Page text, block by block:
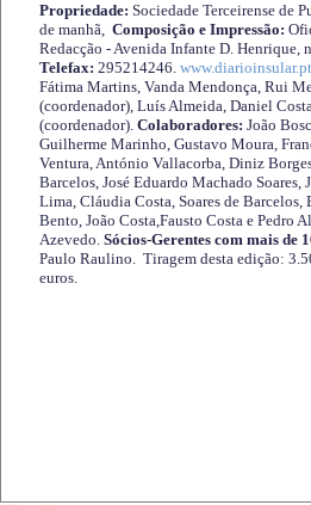
Propriedade: Sociedade Terceirense de
de manhã, Composição e Impressão:
Redacção - Avenida Infante D.
Telefax: 295214246. www.diarioinsular.pt
Fátima Martins, Vanda Mendonça, Rui
(coordenador), Luís Almeida, Daniel
(coordenador). Colaboradores: João
Guilherme Marinho, Gustavo Moura,
Ventura, António Vallacorba, Diniz
Barcelos, José Eduardo Machado
Lima, Cláudia Costa, Soares de
Bento, João Costa,Fausto Costa e Pedro
Azevedo. Sócios-Gerentes com mais de
Paulo Raulino. Tiragem desta edição:
euros.